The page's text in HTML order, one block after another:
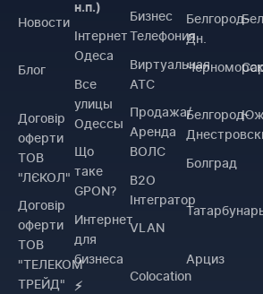
Новости
Блог
Договiр
оферти
ТОВ
"ЛЄКОЛ"
Договiр
оферти
ТОВ
"ТЕЛЕКОМ
ТРЕЙД"
н.п.)
Інтернет
Одеса
Все
улицы
Одессы
Що
таке
GPON?
Интернет
для
бизнеса
⚡
Бизнес
Телефония
Виртуальная
АТС
Продажа/
Аренда
ВОЛС
B2O
Інтегратор
VLAN
Colocation
Белгород-
Дн.
Черноморск
Белгород-
Болград
Арциз